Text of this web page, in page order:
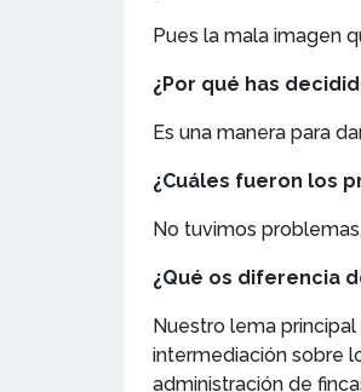
Pues la mala imagen
¿Por qué has
Es una manera para
¿Cuáles fueron los
No tuvimos
¿Qué os diferencia
Nuestro lema
intermediación sobre
administración de